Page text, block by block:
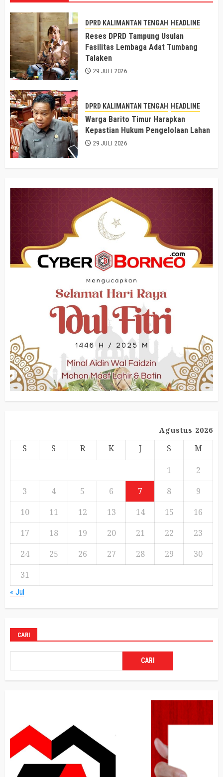
DPRD KALIMANTAN TENGAH HEADLINE
Reses DPRD Tampung Usulan
Fasilitas Lembaga Adat Tumbang
Talaken
29 JULI 2026
DPRD KALIMANTAN TENGAH HEADLINE
Warga Barito Timur Harapkan
Kepastian Hukum Pengelolaan Lahan
29 JULI 2026
Agustus 2026
S S R K J S
M
1
2
3
4 5 6 7 8
9
10
11 12 13 14 15
16
17
18 19 20 21 22
23
24
25 26 27 28 29
30
31
« Jul
CARI
CARI